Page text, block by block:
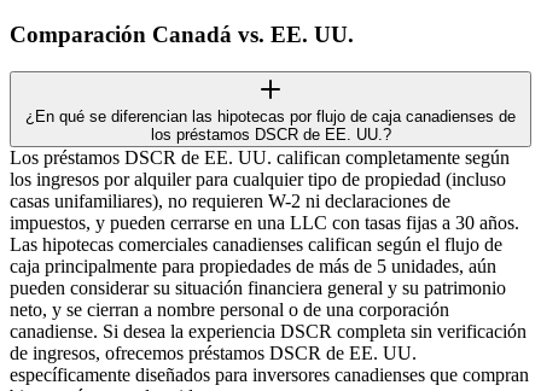
Comparación Canadá vs. EE. UU.
¿En qué se diferencian las hipotecas por flujo de caja canadienses de
los préstamos DSCR de EE. UU.?
Los préstamos DSCR de EE. UU. califican completamente según
los ingresos por alquiler para cualquier tipo de propiedad (incluso
casas unifamiliares), no requieren W-2 ni declaraciones de
impuestos, y pueden cerrarse en una LLC con tasas fijas a 30 años.
Las hipotecas comerciales canadienses califican según el flujo de
caja principalmente para propiedades de más de 5 unidades, aún
pueden considerar su situación financiera general y su patrimonio
neto, y se cierran a nombre personal o de una corporación
canadiense. Si desea la experiencia DSCR completa sin verificación
de ingresos, ofrecemos préstamos DSCR de EE. UU.
específicamente diseñados para inversores canadienses que compran